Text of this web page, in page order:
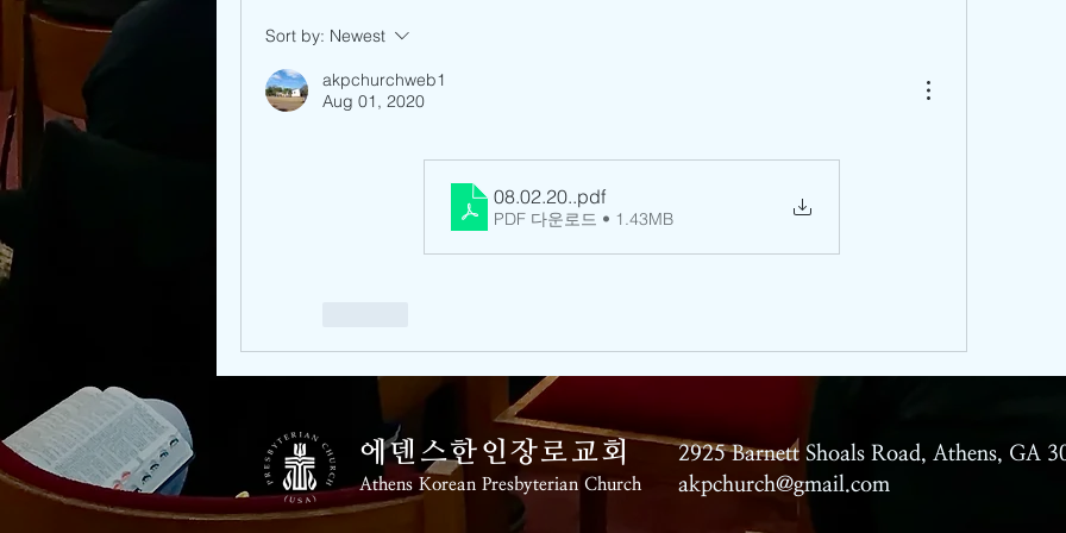
Sort by: Newest
akpchurchweb1
Aug 01, 2020
08.02.20..pdf
PDF 다운로드 • 1.43MB
에덴스한인장로교회
​Athens Korean Presbyterian Church
2925 Barnett Shoals Road, Athens, GA
akpchurch@gmail.com